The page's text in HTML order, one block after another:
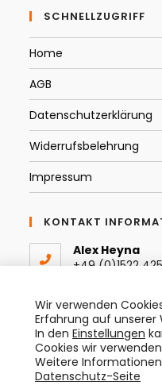
SCHNELLZUGRIFF
Home
AGB
Datenschutzerklärung
Widerrufsbelehrung
Impressum
KONTAKT
Alex Heyna
+49 (0)1522
Email:
Instagram
@thespraytist
Wir verwenden
Erfahrung auf unserer
In den Einstellungen
Cookies wir
Weitere
Datenschutz-Seite